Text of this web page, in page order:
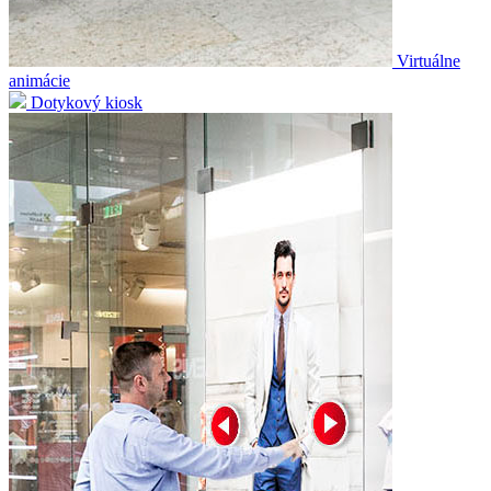
Virtuálne
animácie
Dotykový kiosk